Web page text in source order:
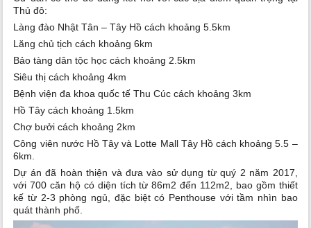
Thủ đô:
Làng đào Nhật Tân – Tây Hồ cách khoảng 5.5km
Lăng chủ tịch cách khoảng 6km
Bảo tàng dân tộc học cách khoảng 2.5km
Siêu thị cách khoảng 4km
Bệnh viện đa khoa quốc tế Thu Cúc cách khoảng 3km
Hồ Tây cách khoảng 1.5km
Chợ bưởi cách khoảng 2km
Công viên nước Hồ Tây và Lotte Mall Tây Hồ cách khoảng 5.5 –
6km.
Dự án đã hoàn thiện và đưa vào sử dụng từ quý 2 năm 2017,
với 700 căn hộ có diện tích từ 86m2 đến 112m2, bao gồm thiết
kế từ 2-3 phòng ngủ, đặc biệt có Penthouse với tầm nhìn bao
quát thành phố.